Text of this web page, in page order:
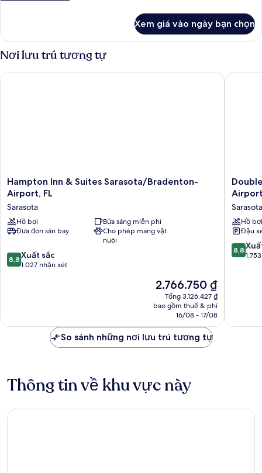
(2
Sofa
Sofa
Bed)
Phòng
(2
Queen
Beds,
Sofa
Xem giá vào ngày bạn chọn
Nơi lưu trú tương tự
Hampton
Inn
Suites
Sarasota/Bradenton-
Airport,
Sarasota
Hampton Inn & Suites Sarasota/Bradenton-
Airport, FL
Sarasota
Hồ bơi
Bữa sáng miễn phí
Đưa đón sân bay
Cho phép mang vật
nuôi
8.8
trên
xét
8,8 Xuất sắc
1.027 nhận xét
Giá
hiện
tại
2.766.750 ₫
2.766.750 ₫
Tổng 3.126.427 ₫
bao gồm thuế & phí
16/08 - 17/08
Hampton Inn & Suites Sarasota/Bradenton-Airport, FL
by
Hilton
Sarasota
Airport
Sarasota
Sarasota
Hồ bơi
Đậu
8.8
trên
8,8
So sánh những nơi lưu trú tương tự
Thông tin về khu vực này